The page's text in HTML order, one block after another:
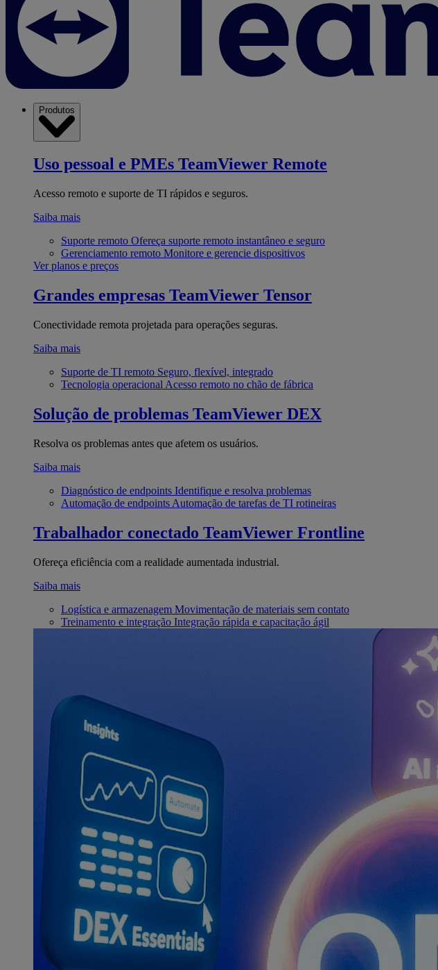
Produtos
Uso pessoal e PMEs TeamViewer Remote
Acesso remoto e suporte de TI rápidos e seguros.
Saiba mais
Suporte remoto Ofereça suporte remoto instantâneo e seguro
Gerenciamento remoto Monitore e gerencie dispositivos
Ver planos e preços
Grandes empresas TeamViewer Tensor
Conectividade remota projetada para operações seguras.
Saiba mais
Suporte de TI remoto Seguro, flexível, integrado
Tecnologia operacional Acesso remoto no chão de fábrica
Solução de problemas TeamViewer DEX
Resolva os problemas antes que afetem os usuários.
Saiba mais
Diagnóstico de endpoints Identifique e resolva problemas
Automação de endpoints Automação de tarefas de TI rotineiras
Trabalhador conectado TeamViewer Frontline
Ofereça eficiência com a realidade aumentada industrial.
Saiba mais
Logística e armazenagem Movimentação de materiais sem contato
Treinamento e integração Integração rápida e capacitação ágil